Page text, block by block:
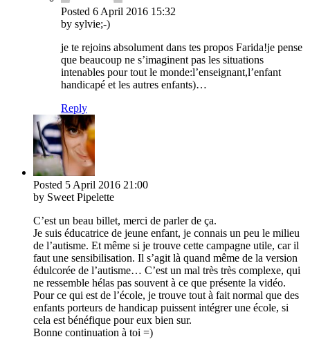
Posted 6 April 2016 15:32
by sylvie;-)
je te rejoins absolument dans tes propos Farida!je pense
que beaucoup ne s’imaginent pas les situations
intenables pour tout le monde:l’enseignant,l’enfant
handicapé et les autres enfants)…
Reply
Posted 5 April 2016 21:00
by Sweet Pipelette
C’est un beau billet, merci de parler de ça.
Je suis éducatrice de jeune enfant, je connais un peu le milieu
de l’autisme. Et même si je trouve cette campagne utile, car il
faut une sensibilisation. Il s’agit là quand même de la version
édulcorée de l’autisme… C’est un mal très très complexe, qui
ne ressemble hélas pas souvent à ce que présente la vidéo.
Pour ce qui est de l’école, je trouve tout à fait normal que des
enfants porteurs de handicap puissent intégrer une école, si
cela est bénéfique pour eux bien sur.
Bonne continuation à toi =)